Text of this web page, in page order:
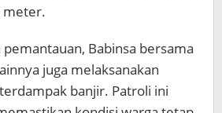
meter.
Babinsa bersama
juga melaksanakan
banjir. Patroli ini